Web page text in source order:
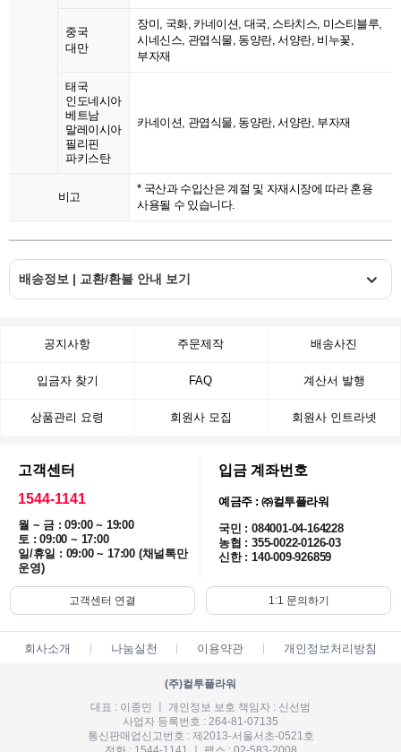
중국
대만
장미, 국화, 카네이션, 대국, 스타치스, 미스티블루,
시네신스, 관엽식물, 동양란, 서양란, 비누꽃,
부자재
태국
인도네시아
베트남
말레이시아
필리핀
파키스탄
카네이션, 관엽식물, 동양란, 서양란, 부자재
비고
* 국산과 수입산은 계절 및 자재시장에 따라 혼용
사용될 수 있습니다.
배송정보 | 교환/환불 안내 보기
공지사항 주문제작 배송사진
입금자 찾기 FAQ 계산서 발행
상품관리 요령 회원사 모집 회원사 인트라넷
고객센터
1544-1141
월 ~ 금 : 09:00 ~ 19:00
토 : 09:00 ~ 17:00
일/휴일 : 09:00 ~ 17:00 (채널톡만
운영)
입금 계좌번호
예금주 : ㈜컬투플라워
국민 : 084001-04-164228
농협 : 355-0022-0126-03
신한 : 140-009-926859
고객센터 연결 1:1 문의하기
회사소개 나눔실천 이용약관 개인정보처리방침
(주)컬투플라워
대표 : 이종민 ㅣ 개인정보 보호 책임자 : 신선범
사업자 등록번호 : 264-81-07135
통신판매업신고번호 : 제2013-서울서초-0521호